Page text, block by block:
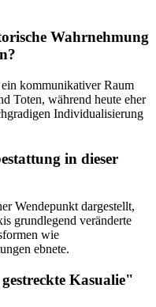
Wahrnehmung
kommunikativer Raum
Toten, während heute eher
Individualisierung
in dieser
Wendepunkt dargestellt,
grundlegend veränderte
wie
ebnete.
Kasualie"